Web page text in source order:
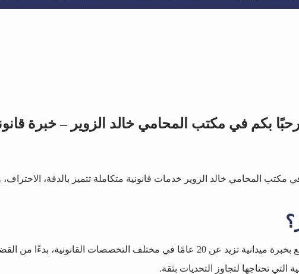
بكم في مكتب المحامي خالد الزوير – خبرة
المحامي خالد الزوير خدمات قانونية متكاملة تتميز بالدقة، الاحتراف،
محامي معتمد أمام محكمة التمييز والدستورية، يتمتع بخبرة ميدانية تزيد عن 20 عامًا
التي تحتاجها لتجاوز التحديات بثقة.